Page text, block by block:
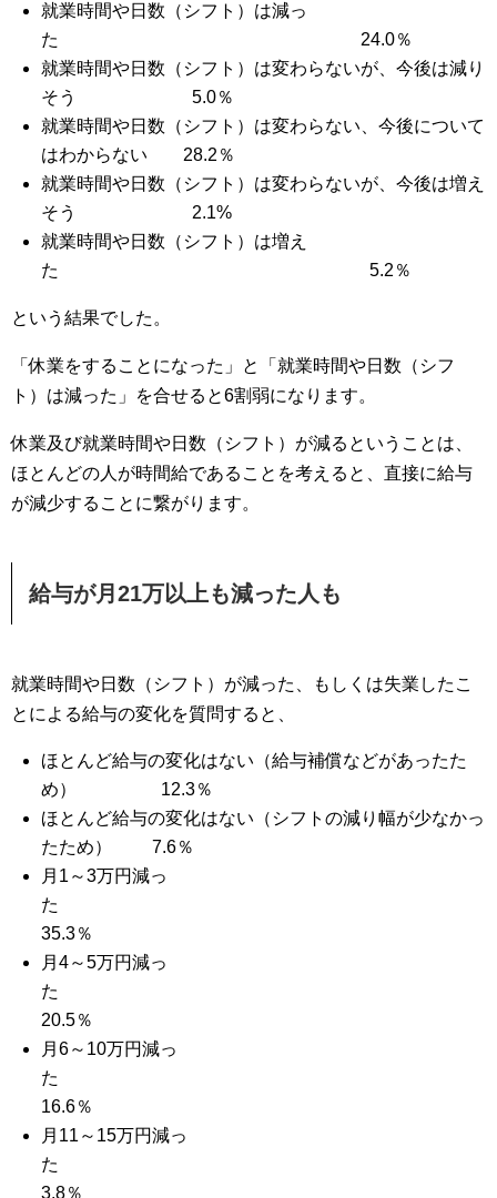
就業時間や日数（シフト）は減っ
た 24.0％
就業時間や日数（シフト）は変わらないが、今後は減り
そう 5.0％
就業時間や日数（シフト）は変わらない、今後について
はわからない 28.2％
就業時間や日数（シフト）は変わらないが、今後は増え
そう 2.1%
就業時間や日数（シフト）は増え
た 5.2％
という結果でした。
「休業をすることになった」と「就業時間や日数（シフ
ト）は減った」を合せると6割弱になります。
休業及び就業時間や日数（シフト）が減るということは、
ほとんどの人が時間給であることを考えると、直接に給与
が減少することに繋がります。
給与が月21万以上も減った人も
就業時間や日数（シフト）が減った、もしくは失業したこ
とによる給与の変化を質問すると、
ほとんど給与の変化はない（給与補償などがあったた
め） 12.3％
ほとんど給与の変化はない（シフトの減り幅が少なかっ
たため） 7.6％
月1～3万円減っ
た
35.3％
月4～5万円減っ
た
20.5％
月6～10万円減っ
た
16.6％
月11～15万円減っ
た
3.8％